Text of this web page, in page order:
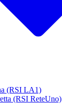
(RSI LA1)
(RSI ReteUno)